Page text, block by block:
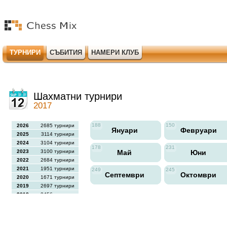
ТУРНИРИ СЪБИТИЯ НАМЕРИ КЛУБ
Шахматни турнири
2017
2026
2685 турнири
2025
3114 турнири
2024
3104 турнири
2023
3100 турнири
2022
2684 турнири
2021
1951 турнири
2020
1671 турнири
2019
2697 турнири
2018
2456 турнири
188
Януари
150
Февруари
178
Май
231
Юни
249
Септември
245
Октомври